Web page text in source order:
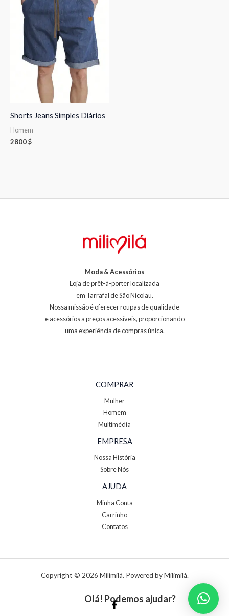
Shorts Jeans Simples Diários
Homem
2800$
Moda & Acessórios
Loja de prêt-à-porter localizada
em Tarrafal de São Nicolau.
Nossa missão é oferecer roupas de qualidade
e acessórios a preços acessíveis, proporcionando
uma experiência de compras única.
COMPRAR
Mulher
Homem
Multimédia
EMPRESA
Nossa História
Sobre Nós
AJUDA
Minha Conta
Carrinho
Contatos
Copyright © 2026 Milimilá. Powered by Milimilá.
Olá! Podemos ajudar?